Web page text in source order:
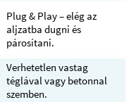
Plug & Play – elég az
aljzatba dugni és
párosítani.
Verhetetlen vastag
téglával vagy betonnal
szemben.